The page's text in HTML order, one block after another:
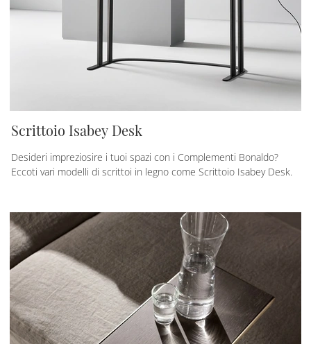
Scrittoio Isabey Desk
Desideri impreziosire i tuoi spazi con i Complementi Bonaldo?
Eccoti vari modelli di scrittoi in legno come Scrittoio Isabey Desk.